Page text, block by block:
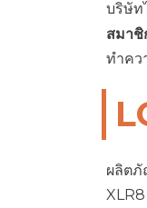
บริษัท
สมาชิ
ทำคว
ผลิต